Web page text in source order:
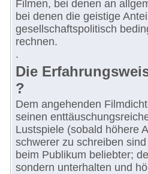
Filmen, bei denen an
bei denen die geistige
gesellschaftspolitisch
rechnen.
.
Die
?
Dem angehenden
seinen
Lustspiele (sobald höhere
schwerer zu schreiben
beim Publikum beliebter;
sondern unterhalten und